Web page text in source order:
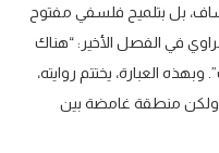
بل بتلميح فلسفي مفتوح
في الفصل الأخير: “هناك
العبارة، يختتم روايته،
ولكن منطقة غامضة بين